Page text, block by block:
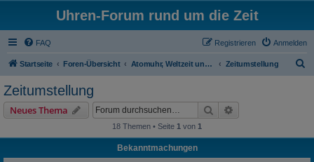
Uhren-Forum rund um die Zeit
FAQ Anmelden
Registrieren
Startseite Foren-Übersicht Atomuhr, Weltzeit und Zeitumstellung Zeitumstellung
Zeitumstellung
Neues Thema Suche
18 Themen • Seite 1 von 1
Bekanntmachungen